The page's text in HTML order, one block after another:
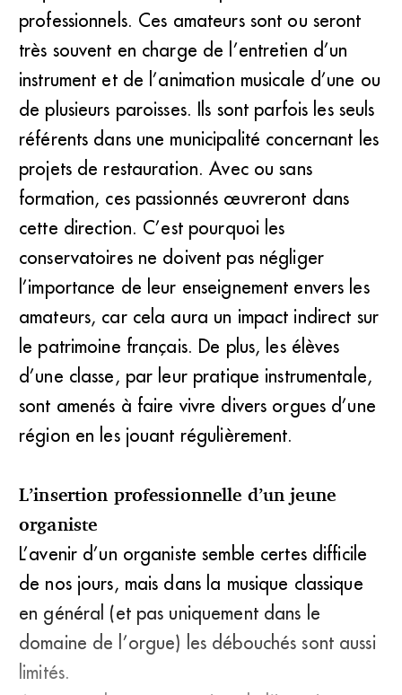
professionnels. Ces amateurs sont ou seront
très souvent en charge de l’entretien d’un
instrument et de l’animation musicale d’une ou
de plusieurs paroisses. Ils sont parfois les seuls
référents dans une municipalité concernant les
projets de restauration. Avec ou sans
formation, ces passionnés œuvreront dans
cette direction. C’est pourquoi les
conservatoires ne doivent pas négliger
l’importance de leur enseignement envers les
amateurs, car cela aura un impact indirect sur
le patrimoine français. De plus, les élèves
d’une classe, par leur pratique instrumentale,
sont amenés à faire vivre divers orgues d’une
région en les jouant régulièrement.
L’insertion professionnelle d’un jeune
organiste
L’avenir d’un organiste semble certes difficile
de nos jours, mais dans la musique classique
en général (et pas uniquement dans le
domaine de l’orgue) les débouchés sont aussi
limités.